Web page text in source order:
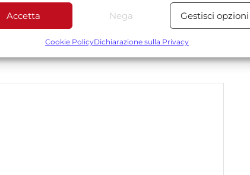
Sempre
e combinare dati provenienti da altre fonti di dati,
Accetta Nega Gestisci opzioni
Cookie PolicyDichiarazione sulla Privacy
sono contrassegnati*